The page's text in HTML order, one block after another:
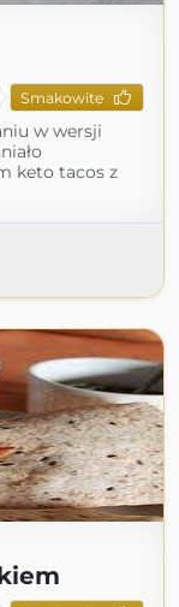
Smakowite
w wersji
keto tacos z